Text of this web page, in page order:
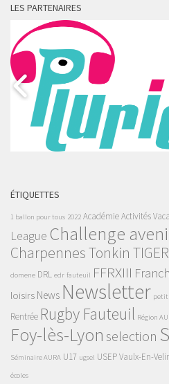
LES PARTENAIRES
ÉTIQUETTES
1 ballon pour tous 2022 AcadémieActivités
League Challenge
Charpennes Tonkin
domene DRL edr fauteuil FFRXIII
loisirs News Newsletter petit
Rentrée Rugby Fauteuil Région
Foy-lès-Lyon selection
Séminaire AURA U17 ugsel USEPVaulx-En-
écoles